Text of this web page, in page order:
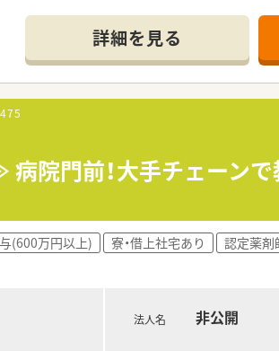
応需しています。
さんで交代してお休みをとられています。
約90店舗展開している会社です。
ビル、医療モール、診療所前など、
な形態の店舗を体験できます。
が多く、様々な処方に触れることができ
モール開発・医師開業支援・
等、多様な事業を展開しています。
では化粧品・健康食品・サプリメントを自
ブランド・漢方の販売も行っています。
件です。
詳細を見る
病院門前！大手チェーン
(600万円以上) 寮・借上社宅あり 認定薬剤
法人名 非公開